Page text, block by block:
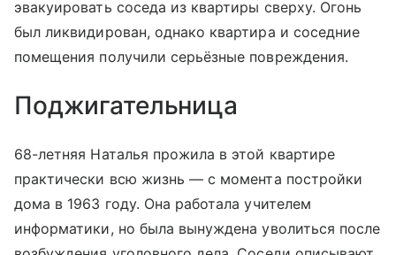
эвакуировать соседа из квартиры сверху. Огонь
был ликвидирован, однако квартира и соседние
помещения получили серьёзные повреждения.
Поджигательница
68-летняя Наталья прожила в этой квартире
практически всю жизнь — с момента постройки
дома в 1963 году. Она работала учителем
информатики, но была вынуждена уволиться после